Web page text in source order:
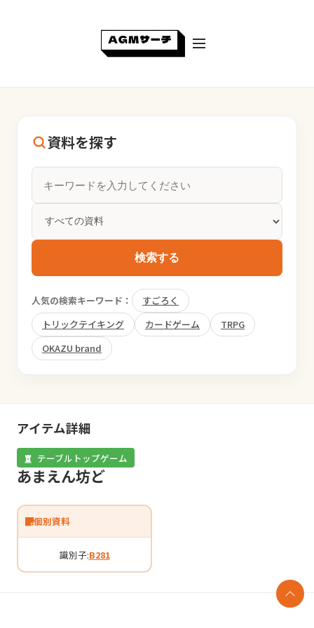
資料を探す
検索する
人気の検索キーワード：
すごろく
トリックテイキング
カードゲーム
TRPG
OKAZU brand
アイテム詳細
テーブルトップゲーム
あまえん坊ど
個別資料
識別子:B281